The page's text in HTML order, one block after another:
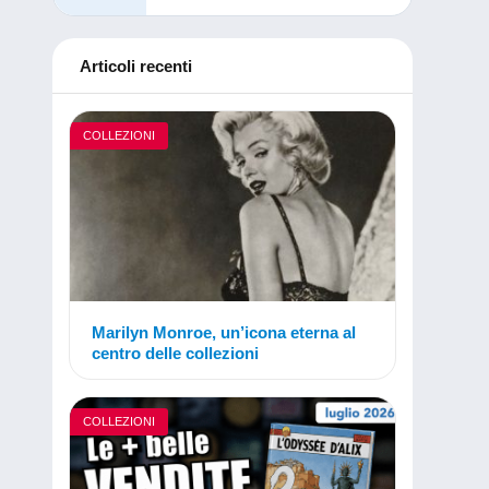
Articoli recenti
COLLEZIONI
Marilyn Monroe, un’icona eterna al
centro delle collezioni
COLLEZIONI